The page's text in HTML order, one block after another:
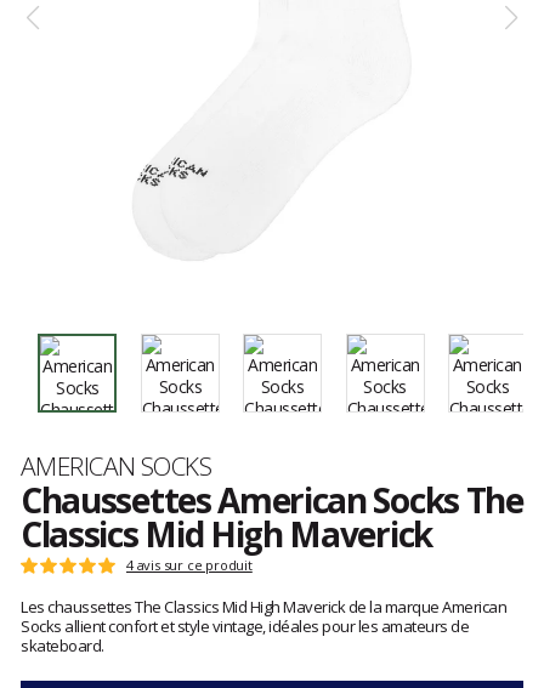
Marque
AMERICAN SOCKS
Chaussettes American Socks The
Classics Mid High Maverick
Les
clients
Note
:
5
sur
4 avis sur ce produit
Les chaussettes The Classics Mid High Maverick de la marque American
Socks allient confort et style vintage, idéales pour les amateurs de
skateboard.